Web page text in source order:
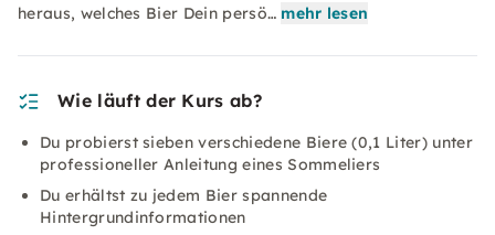
heraus, welches Bier Dein persö… mehr lesen
Wie läuft der Kurs ab?
Du probierst sieben verschiedene Biere (0,1 Liter) unter
professioneller Anleitung eines Sommeliers
Du erhältst zu jedem Bier spannende
Hintergrundinformationen